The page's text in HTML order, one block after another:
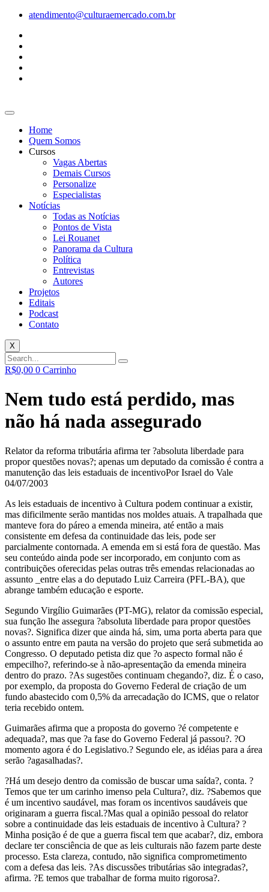
conteúdo
atendimento@culturaemercado.com.br
Home
Quem Somos
Cursos
Vagas Abertas
Demais Cursos
Personalize
Especialistas
Notícias
Todas as Notícias
Pontos de Vista
Lei Rouanet
Panorama da Cultura
Política
Entrevistas
Autores
Projetos
Editais
Podcast
Contato
X
R$0,00 0 Carrinho
Nem tudo está perdido, mas
não há nada assegurado
Relator da reforma tributária afirma ter ?absoluta liberdade para
propor questões novas?; apenas um deputado da comissão é contra a
manutenção das leis estaduais de incentivoPor Israel do Vale
04/07/2003
As leis estaduais de incentivo à Cultura podem continuar a existir,
mas dificilmente serão mantidas nos moldes atuais. A trapalhada que
manteve fora do páreo a emenda mineira, até então a mais
consistente em defesa da continuidade das leis, pode ser
parcialmente contornada. A emenda em si está fora de questão. Mas
seu conteúdo ainda pode ser incorporado, em conjunto com as
contribuições oferecidas pelas outras três emendas relacionadas ao
assunto _entre elas a do deputado Luiz Carreira (PFL-BA), que
abrange também educação e esporte.
Segundo Virgílio Guimarães (PT-MG), relator da comissão especial,
sua função lhe assegura ?absoluta liberdade para propor questões
novas?. Significa dizer que ainda há, sim, uma porta aberta para que
o assunto entre em pauta na versão do projeto que será submetida ao
Congresso. O deputado petista diz que ?o aspecto formal não é
empecilho?, referindo-se à não-apresentação da emenda mineira
dentro do prazo. ?As sugestões continuam chegando?, diz. É o caso,
por exemplo, da proposta do Governo Federal de criação de um
fundo abastecido com 0,5% da arrecadação do ICMS, que o relator
teria recebido ontem.
Guimarães afirma que a proposta do governo ?é competente e
adequada?, mas que ?a fase do Governo Federal já passou?. ?O
momento agora é do Legislativo.? Segundo ele, as idéias para a área
serão ?agasalhadas?.
?Há um desejo dentro da comissão de buscar uma saída?, conta. ?
Temos que ter um carinho imenso pela Cultura?, diz. ?Sabemos que
é um incentivo saudável, mas foram os incentivos saudáveis que
originaram a guerra fiscal.?Mas qual a opinião pessoal do relator
sobre a continuidade das leis estaduais de incentivo à Cultura? ?
Minha posição é de que a guerra fiscal tem que acabar?, diz, embora
declare ter consciência de que as leis culturais não fazem parte deste
processo. Esta clareza, contudo, não significa comprometimento
com a defesa das leis. ?As discussões tributárias são integradas?,
afirma. ?E temos que trabalhar de forma muito rigorosa?.